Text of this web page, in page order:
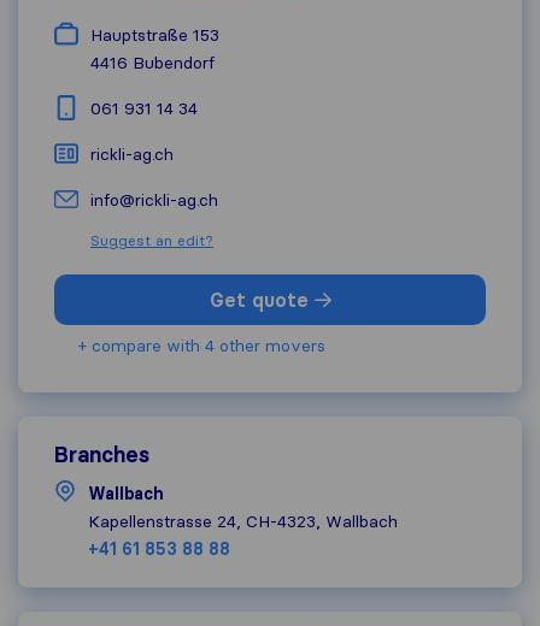
Hauptstraße 153
4416 Bubendorf
061 931 14 34
rickli-ag.ch
info@rickli-ag.ch
Suggest an edit?
Get quote
+ compare with 4 other movers
Branches
Wallbach
Kapellenstrasse 24, CH-4323, Wallbach
+41 61 853 88 88